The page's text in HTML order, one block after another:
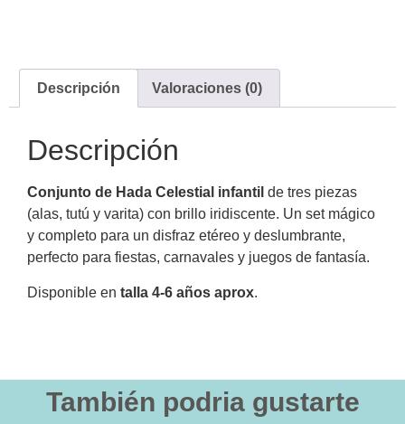
Descripción Valoraciones (0)
Descripción
Conjunto de Hada Celestial infantil de tres piezas
(alas, tutú y varita) con brillo iridiscente. Un set mágico
y completo para un disfraz etéreo y deslumbrante,
perfecto para fiestas, carnavales y juegos de fantasía.
Disponible en talla 4-6 años aprox.
También podria gustarte